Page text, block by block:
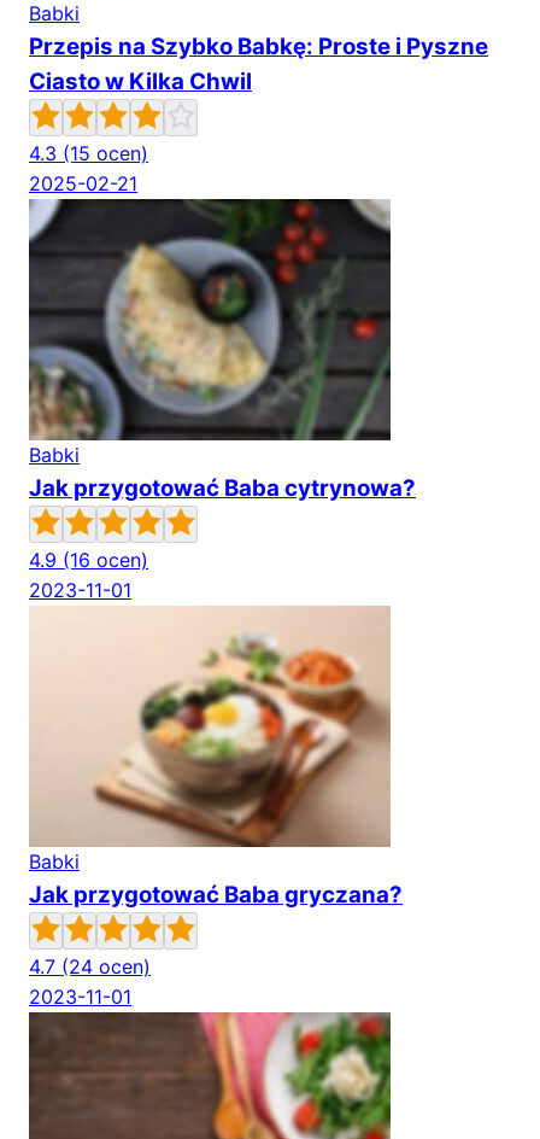
Babki
Przepis na Szybko Babkę: Proste i Pyszne
Ciasto w Kilka Chwil
4.3 (15 ocen)
2025-02-21
Babki
Jak przygotować Baba cytrynowa?
4.9 (16 ocen)
2023-11-01
Babki
Jak przygotować Baba gryczana?
4.7 (24 ocen)
2023-11-01